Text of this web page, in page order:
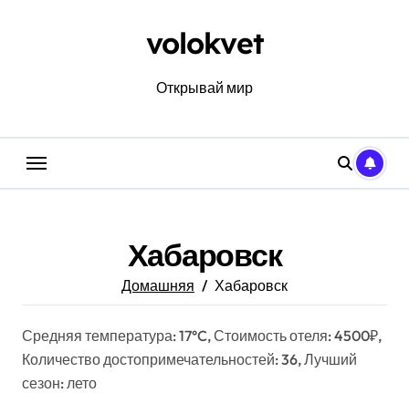
volokvet
Открывай мир
Хабаровск
Домашняя Хабаровск
Средняя температура: 17°C, Стоимость отеля: 4500₽,
Количество достопримечательностей: 36, Лучший
сезон: лето